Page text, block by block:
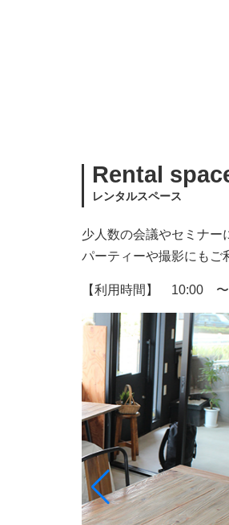
Rental
レンタルスペース
少人数の会議やセミナー
パーティーや撮影にもご
【利用時間】 10:00